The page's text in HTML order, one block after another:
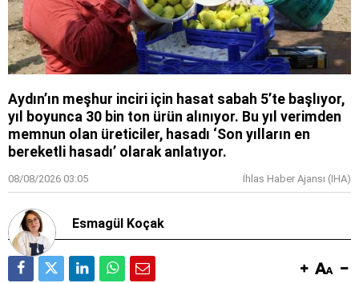
Aydın’ın meşhur inciri için hasat sabah 5’te başlıyor,
yıl boyunca 30 bin ton ürün alınıyor. Bu yıl verimden
memnun olan üreticiler, hasadı ‘Son yılların en
bereketli hasadı’ olarak anlatıyor.
08/08/2026 03:05 İhlas Haber Ajansı (IHA)
Esmagül Koçak